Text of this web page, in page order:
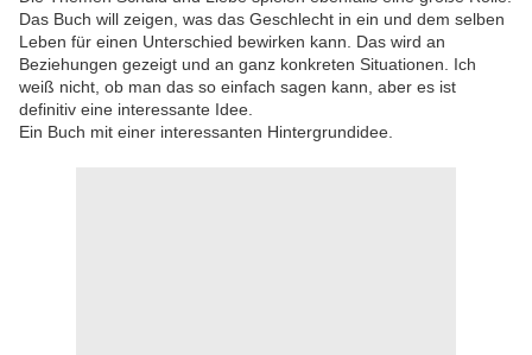
Das Buch will zeigen, was das Geschlecht in ein und dem selben
Leben für einen Unterschied bewirken kann. Das wird an
Beziehungen gezeigt und an ganz konkreten Situationen. Ich
weiß nicht, ob man das so einfach sagen kann, aber es ist
definitiv eine interessante Idee.
Ein Buch mit einer interessanten Hintergrundidee.